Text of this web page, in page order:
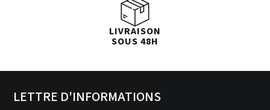
LIVRAISON
SOUS 48H
LETTRE D'INFORMATIONS